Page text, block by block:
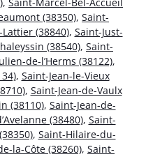
(38350), Saint-
(38840), Saint-Just-
(38540), Saint-
de-l’Herms (38122),
, Saint-Jean-le-Vieux
, Saint-Jean-de-Vaulx
(38110), Saint-Jean-de-
(38480), Saint-
, Saint-Hilaire-du-
la-Côte (38260), Saint-